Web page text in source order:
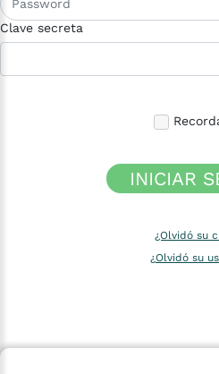
Clave secreta
INICIAR
¿Olvidó su
¿Olvidó su